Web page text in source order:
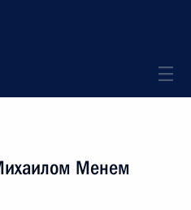
Менем